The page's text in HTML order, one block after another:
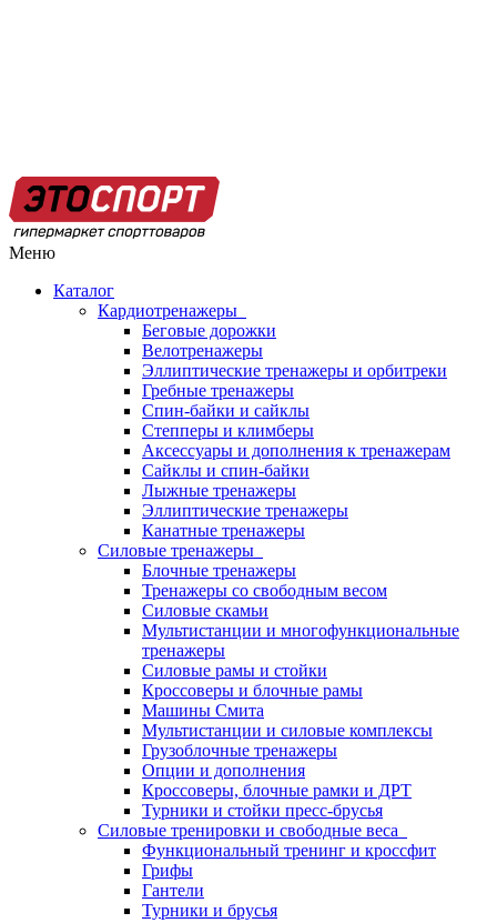
Меню
Каталог
Кардиотренажеры
Беговые дорожки
Велотренажеры
Эллиптические тренажеры и орбитреки
Гребные тренажеры
Спин-байки и сайклы
Степперы и климберы
Аксессуары и дополнения к тренажерам
Сайклы и спин-байки
Лыжные тренажеры
Эллиптические тренажеры
Канатные тренажеры
Силовые тренажеры
Блочные тренажеры
Тренажеры со свободным весом
Силовые скамьи
Мультистанции и многофункциональные
тренажеры
Силовые рамы и стойки
Кроссоверы и блочные рамы
Машины Смита
Мультистанции и силовые комплексы
Грузоблочные тренажеры
Опции и дополнения
Кроссоверы, блочные рамки и ДРТ
Турники и стойки пресс-брусья
Силовые тренировки и свободные веса
Функциональный тренинг и кроссфит
Грифы
Гантели
Турники и брусья